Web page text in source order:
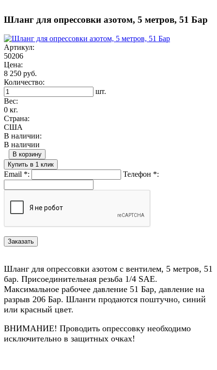
Шланг для опрессовки азотом, 5 метров, 51 Бар
Артикул:
50206
Цена:
8 250 руб.
Количество:
шт.
Вес:
0 кг.
Страна:
США
В наличии:
В наличии
В корзину
Купить в 1 клик
Email *: Телефон *:
Шланг для опрессовки азотом с вентилем, 5 метров, 51
бар. Присоединительная резьба 1/4 SAE.
Максимальное рабочее давление 51 Бар, давление на
разрыв 206 Бар. Шланги продаются поштучно, синий
или красный цвет.
ВНИМАНИЕ! Проводить опрессовку необходимо
исключительно в защитных очках!